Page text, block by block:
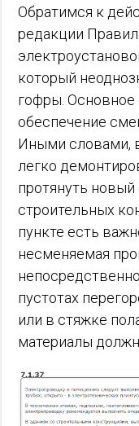
Обратимся к
редакции
который
гофры. Основное
обеспечение
Иными словами,
легко
протянуть
строительных
пункте есть
несменяемая
пустотах
или в стяжке
материалы